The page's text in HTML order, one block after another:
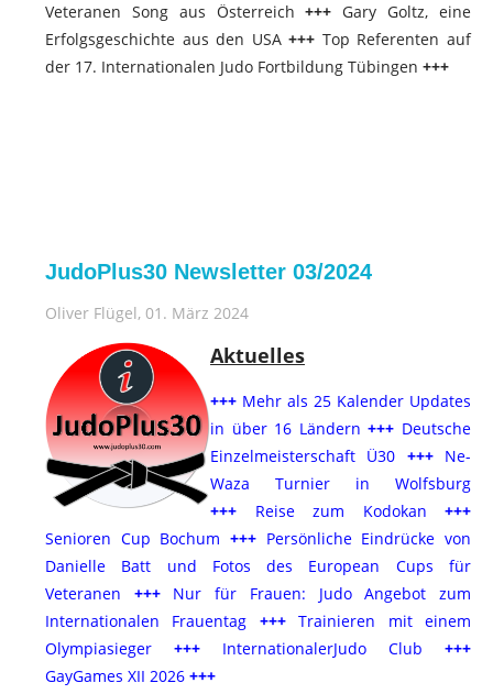
Veteranen Song aus Österreich+++ Gary Goltz, eine
Erfolgsgeschichte aus den USA+++ Top Referenten auf
der 17. Internationalen Judo Fortbildung Tübingen +++
JudoPlus30 Newsletter 03/2024
Oliver Flügel, 01. März 2024
Aktuelles
+++ Mehr als 25 Kalender Updates
in über 16 Ländern+++ Deutsche
Einzelmeisterschaft Ü30 +++Ne-
Waza Turnier in Wolfsburg
+++ Reise zum Kodokan +++
Senioren Cup Bochum +++ Persönliche Eindrücke von
Danielle Batt und Fotos des European Cups für
Veteranen +++Nur für Frauen: Judo Angebot zum
Internationalen Frauentag +++Trainieren mit einem
Olympiasieger +++ InternationalerJudo Club +++
GayGames XII 2026 +++